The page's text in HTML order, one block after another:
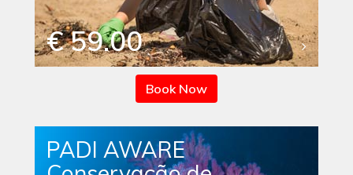
€ 59.00
Book Now
PADI AWARE